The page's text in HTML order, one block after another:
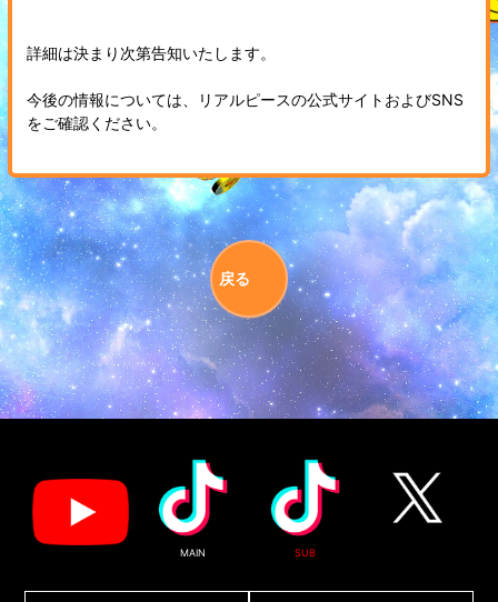
詳細は決まり次第告知いたします。
今後の情報については、リアルピースの公式サイトおよびSNS
をご確認ください。
戻る
MAIN SUB